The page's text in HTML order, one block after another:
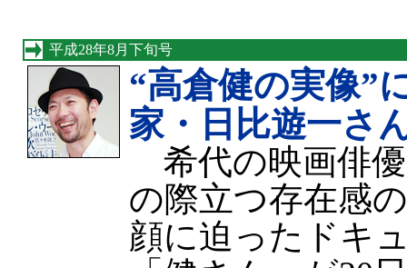
平成28年8月下旬号
“高倉健の実像”
家・日比遊一さ
希代の映画俳
の際立つ存在感
顔に迫ったドキ